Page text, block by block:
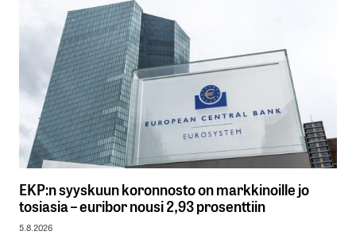
EKP:n syyskuun koronnosto on markkinoille jo
tosiasia – euribor nousi 2,93 prosenttiin
5.8.2026